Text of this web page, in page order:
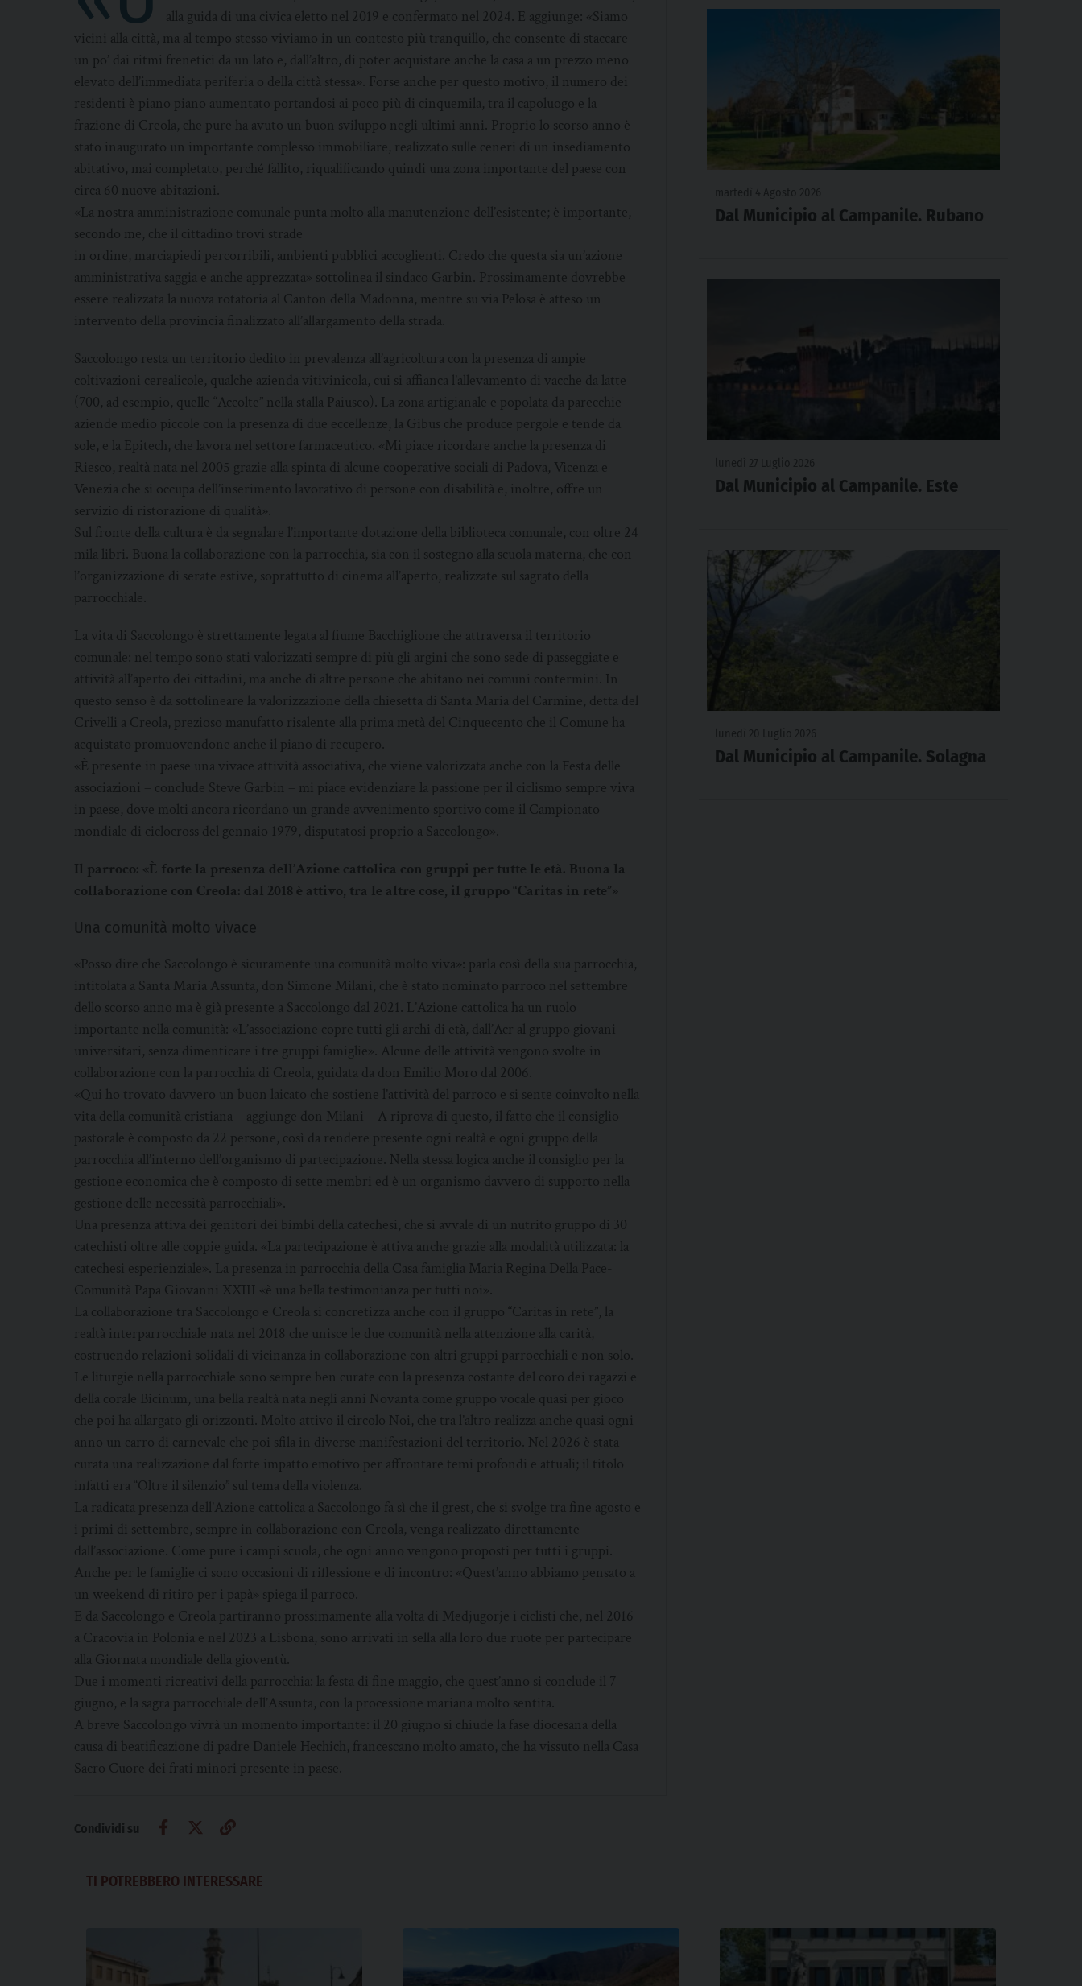
alla guida di una civica eletto nel 2019 e confermato nel 2024. E aggiunge: «Siamo
vicini alla città, ma al tempo stesso viviamo in un contesto più tranquillo, che consente di staccare
un po’ dai ritmi frenetici da un lato e, dall’altro, di poter acquistare anche la casa a un prezzo meno
elevato dell’immediata periferia o della città stessa». Forse anche per questo motivo, il numero dei
residenti è piano piano aumentato portandosi ai poco più di cinquemila, tra il capoluogo e la
frazione di Creola, che pure ha avuto un buon sviluppo negli ultimi anni. Proprio lo scorso anno è
stato inaugurato un importante complesso immobiliare, realizzato sulle ceneri di un insediamento
abitativo, mai completato, perché fallito, riqualificando quindi una zona importante del paese con
circa 60 nuove abitazioni.
«La nostra amministrazione comunale punta molto alla manutenzione dell’esistente; è importante,
secondo me, che il cittadino trovi strade
in ordine, marciapiedi percorribili, ambienti pubblici accoglienti. Credo che questa sia un’azione
amministrativa saggia e anche apprezzata» sottolinea il sindaco Garbin. Prossimamente dovrebbe
essere realizzata la nuova rotatoria al Canton della Madonna, mentre su via Pelosa è atteso un
intervento della provincia finalizzato all’allargamento della strada.
Saccolongo resta un territorio dedito in prevalenza all’agricoltura con la presenza di ampie
coltivazioni cerealicole, qualche azienda vitivinicola, cui si affianca l’allevamento di vacche da latte
(700, ad esempio, quelle “Accolte” nella stalla Paiusco). La zona artigianale e popolata da parecchie
aziende medio piccole con la presenza di due eccellenze, la Gibus che produce pergole e tende da
sole, e la Epitech, che lavora nel settore farmaceutico. «Mi piace ricordare anche la presenza di
Riesco, realtà nata nel 2005 grazie alla spinta di alcune cooperative sociali di Padova, Vicenza e
Venezia che si occupa dell’inserimento lavorativo di persone con disabilità e, inoltre, offre un
servizio di ristorazione di qualità».
Sul fronte della cultura è da segnalare l’importante dotazione della biblioteca comunale, con oltre 24
mila libri. Buona la collaborazione con la parrocchia, sia con il sostegno alla scuola materna, che con
l’organizzazione di serate estive, soprattutto di cinema all’aperto, realizzate sul sagrato della
parrocchiale.
La vita di Saccolongo è strettamente legata al fiume Bacchiglione che attraversa il territorio
comunale: nel tempo sono stati valorizzati sempre di più gli argini che sono sede di passeggiate e
attività all’aperto dei cittadini, ma anche di altre persone che abitano nei comuni contermini. In
questo senso è da sottolineare la valorizzazione della chiesetta di Santa Maria del Carmine, detta del
Crivelli a Creola, prezioso manufatto risalente alla prima metà del Cinquecento che il Comune ha
acquistato promuovendone anche il piano di recupero.
«È presente in paese una vivace attività associativa, che viene valorizzata anche con la Festa delle
associazioni – conclude Steve Garbin – mi piace evidenziare la passione per il ciclismo sempre viva
in paese, dove molti ancora ricordano un grande avvenimento sportivo come il Campionato
mondiale di ciclocross del gennaio 1979, disputatosi proprio a Saccolongo».
Il parroco: «È forte la presenza dell’Azione cattolica con gruppi per tutte le età. Buona la
collaborazione con Creola: dal 2018 è attivo, tra le altre cose, il gruppo “Caritas in rete”»
Una comunità molto vivace
«Posso dire che Saccolongo è sicuramente una comunità molto viva»: parla così della sua parrocchia,
intitolata a Santa Maria Assunta, don Simone Milani, che è stato nominato parroco nel settembre
dello scorso anno ma è già presente a Saccolongo dal 2021. L’Azione cattolica ha un ruolo
importante nella comunità: «L’associazione copre tutti gli archi di età, dall’Acr al gruppo giovani
universitari, senza dimenticare i tre gruppi famiglie». Alcune delle attività vengono svolte in
collaborazione con la parrocchia di Creola, guidata da don Emilio Moro dal 2006.
«Qui ho trovato davvero un buon laicato che sostiene l’attività del parroco e si sente coinvolto nella
vita della comunità cristiana – aggiunge don Milani – A riprova di questo, il fatto che il consiglio
pastorale è composto da 22 persone, così da rendere presente ogni realtà e ogni gruppo della
parrocchia all’interno dell’organismo di partecipazione. Nella stessa logica anche il consiglio per la
gestione economica che è composto di sette membri ed è un organismo davvero di supporto nella
gestione delle necessità parrocchiali».
Una presenza attiva dei genitori dei bimbi della catechesi, che si avvale di un nutrito gruppo di 30
catechisti oltre alle coppie guida. «La partecipazione è attiva anche grazie alla modalità utilizzata: la
catechesi esperienziale». La presenza in parrocchia della Casa famiglia Maria Regina Della Pace-
Comunità Papa Giovanni XXIII «è una bella testimonianza per tutti noi».
La collaborazione tra Saccolongo e Creola si concretizza anche con il gruppo “Caritas in rete”, la
realtà interparrocchiale nata nel 2018 che unisce le due comunità nella attenzione alla carità,
costruendo relazioni solidali di vicinanza in collaborazione con altri gruppi parrocchiali e non solo.
Le liturgie nella parrocchiale sono sempre ben curate con la presenza costante del coro dei ragazzi e
della corale Bicinum, una bella realtà nata negli anni Novanta come gruppo vocale quasi per gioco
che poi ha allargato gli orizzonti. Molto attivo il circolo Noi, che tra l’altro realizza anche quasi ogni
anno un carro di carnevale che poi sfila in diverse manifestazioni del territorio. Nel 2026 è stata
curata una realizzazione dal forte impatto emotivo per affrontare temi profondi e attuali; il titolo
infatti era “Oltre il silenzio” sul tema della violenza.
La radicata presenza dell’Azione cattolica a Saccolongo fa sì che il grest, che si svolge tra fine agosto e
i primi di settembre, sempre in collaborazione con Creola, venga realizzato direttamente
dall’associazione. Come pure i campi scuola, che ogni anno vengono proposti per tutti i gruppi.
Anche per le famiglie ci sono occasioni di riflessione e di incontro: «Quest’anno abbiamo pensato a
un weekend di ritiro per i papà» spiega il parroco.
E da Saccolongo e Creola partiranno prossimamente alla volta di Medjugorje i ciclisti che, nel 2016
a Cracovia in Polonia e nel 2023 a Lisbona, sono arrivati in sella alla loro due ruote per partecipare
alla Giornata mondiale della gioventù.
Due i momenti ricreativi della parrocchia: la festa di fine maggio, che quest’anno si conclude il 7
giugno, e la sagra parrocchiale dell’Assunta, con la processione mariana molto sentita.
A breve Saccolongo vivrà un momento importante: il 20 giugno si chiude la fase diocesana della
causa di beatificazione di padre Daniele Hechich, francescano molto amato, che ha vissuto nella Casa
Sacro Cuore dei frati minori presente in paese.
Dal Municipio al Campanile. Rubano
Dal Municipio al Campanile. Este
Dal Municipio al Campanile. Solagna
Condividi su
TI POTREBBERO INTERESSARE